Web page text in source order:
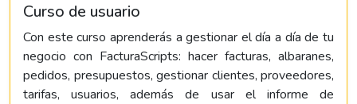
Curso de usuario
Con este curso aprenderás a gestionar el día a día de tu
negocio con FacturaScripts: hacer facturas, albaranes,
pedidos, presupuestos, gestionar clientes, proveedores,
tarifas, usuarios, además de usar el informe de